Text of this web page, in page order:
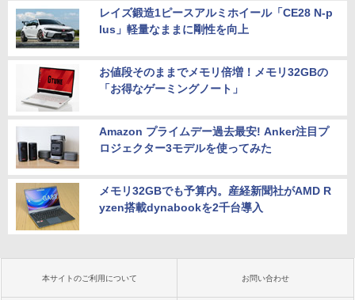
レイズ鍛造1ピースアルミホイール「CE28 N-p
lus」軽量なままに剛性を向上
お値段そのままでメモリ倍増！メモリ32GBの
「お得なゲーミングノート」
Amazon プライムデー過去最安! Anker注目プ
ロジェクター3モデルを使ってみた
メモリ32GBでも予算内。産経新聞社がAMD R
yzen搭載dynabookを2千台導入
本サイトのご利用について お問い合わせ